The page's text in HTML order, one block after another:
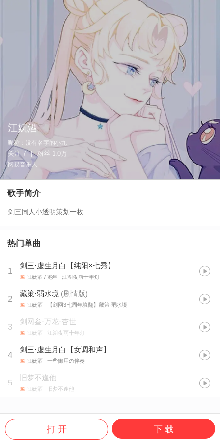
江妩酒
昵称： 没有名字的小九
关注 7 | 粉丝 1.0万
网易音乐人
歌手简介
剑三同人小透明策划一枚
热门单曲
1
剑三·虚生月白【纯阳×七秀】
江妩酒 / 池年 - 江湖夜雨十年灯
2
藏策·弱水境 (剧情版)
江妩酒 - 【剑网3七周年填翻】藏策·弱水境
3
剑网叁·万花·杏世
江妩酒 - 江湖夜雨十年灯
4
剑三·虚生月白【女调和声】
江妩酒 - 一些御用の伴奏
5
旧梦不逢他
江妩酒 - 旧梦不逢他
打 开 下 载